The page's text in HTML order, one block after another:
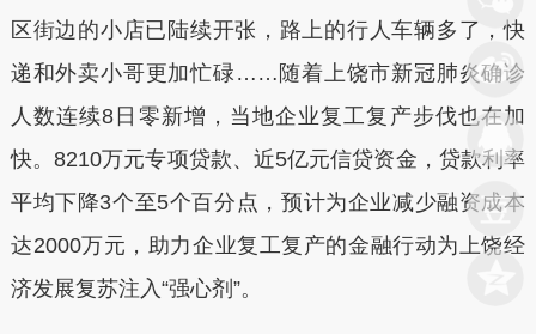
区街边的小店已陆续开张，路上的行人车辆多了，快
递和外卖小哥更加忙碌……随着上饶市新冠肺炎确诊
人数连续8日零新增，当地企业复工复产步伐也在加
快。8210万元专项贷款、近5亿元信贷资金，贷款利率
平均下降3个至5个百分点，预计为企业减少融资成本
达2000万元，助力企业复工复产的金融行动为上饶经
济发展复苏注入“强心剂”。